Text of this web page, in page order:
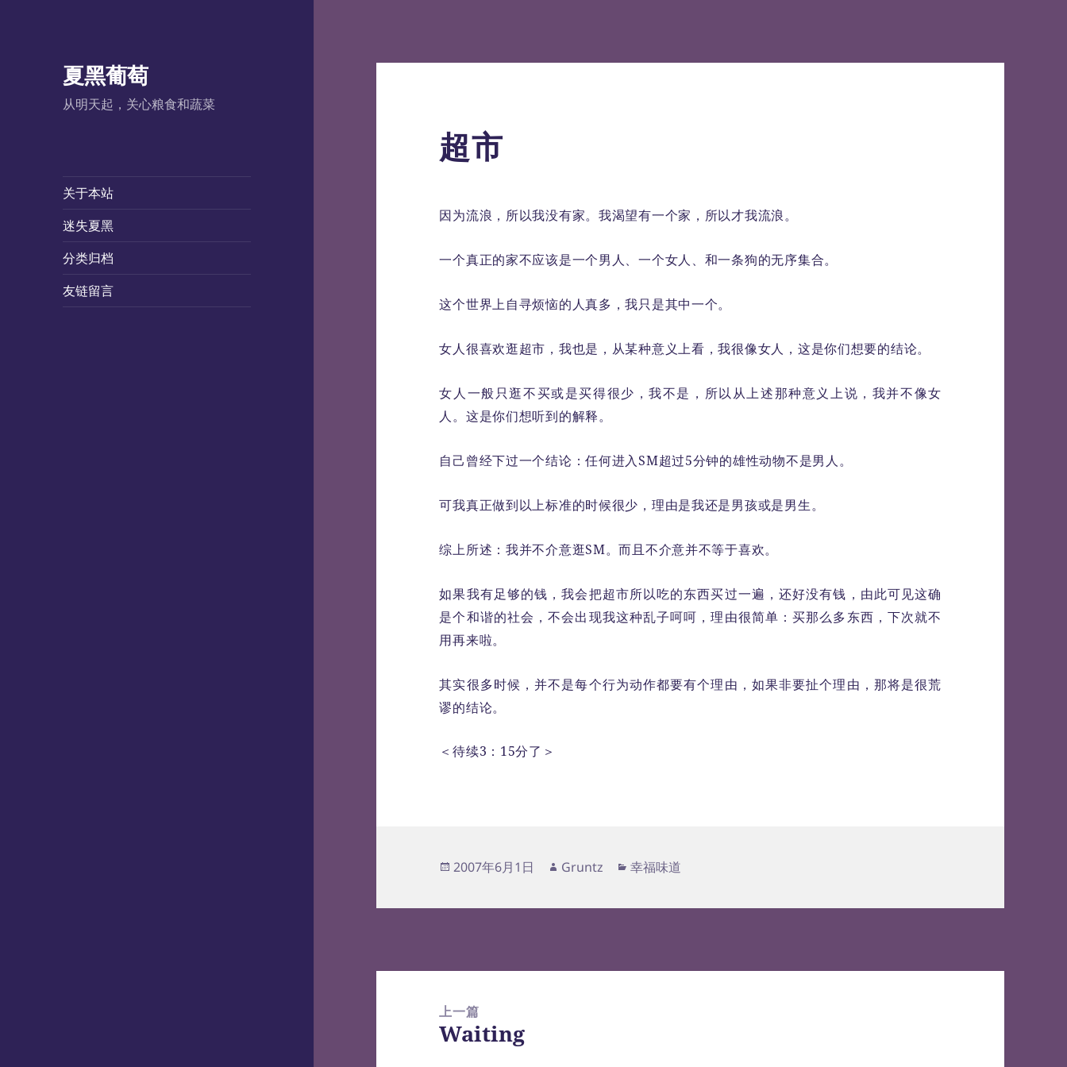
夏黑葡萄
从明天起，关心粮食和蔬菜
关于本站
迷失夏黑
分类归档
友链留言
超市
因为流浪，所以我没有家。我渴望有一个家，所以才我流浪。
一个真正的家不应该是一个男人、一个女人、和一条狗的无序集合。
这个世界上自寻烦恼的人真多，我只是其中一个。
女人很喜欢逛超市，我也是，从某种意义上看，我很像女人，这是你们想要的结论。
女人一般只逛不买或是买得很少，我不是，所以从上述那种意义上说，我并不像女
人。这是你们想听到的解释。
自己曾经下过一个结论：任何进入SM超过5分钟的雄性动物不是男人。
可我真正做到以上标准的时候很少，理由是我还是男孩或是男生。
综上所述：我并不介意逛SM。而且不介意并不等于喜欢。
如果我有足够的钱，我会把超市所以吃的东西买过一遍，还好没有钱，由此可见这确
是个和谐的社会，不会出现我这种乱子呵呵，理由很简单：买那么多东西，下次就不
用再来啦。
其实很多时候，并不是每个行为动作都要有个理由，如果非要扯个理由，那将是很荒
谬的结论。
＜待续3：15分了＞
发
于
2007年6月1日
作
Gruntz
分
幸福味道
上一篇
上
Waiting